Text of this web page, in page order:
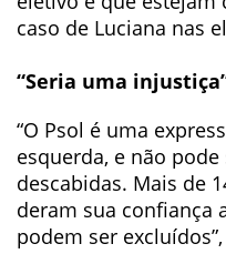
caso de Luciana nas
“Seria uma
“O Psol é uma
esquerda, e não
descabidas. Mais de
deram sua confiança
podem ser